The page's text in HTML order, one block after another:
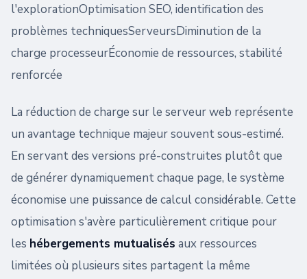
l'explorationOptimisation SEO, identification des
problèmes techniquesServeursDiminution de la
charge processeurÉconomie de ressources, stabilité
renforcée
La réduction de charge sur le serveur web représente
un avantage technique majeur souvent sous-estimé.
En servant des versions pré-construites plutôt que
de générer dynamiquement chaque page, le système
économise une puissance de calcul considérable. Cette
optimisation s'avère particulièrement critique pour
les hébergements mutualisés aux ressources
limitées où plusieurs sites partagent la même